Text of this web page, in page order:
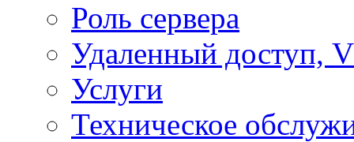
Роль сервера
Удаленный доступ,
Услуги
Техническое